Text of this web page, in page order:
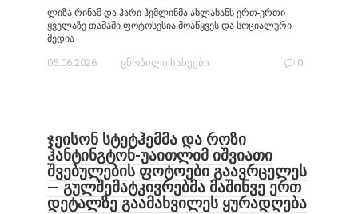
ლიზა რინამ და ჰარი ჰემლინმა ახლახანს ერთ-ერთი
ყველაზე თამამი ფოტოსესია მოაწყვეს და სოციალური
მედია
05.06.2026 ცნობილი სახეები 0
ჯეისონ სტეტჰემმა და როზი
ჰანტინგტონ-უაითლიმ იშვიათი
შვებულების ფოტოები გაავრცელეს
— გულშემატკივრებმა მაშინვე ერთ
დეტალზე გაამახვილეს ყურადღება